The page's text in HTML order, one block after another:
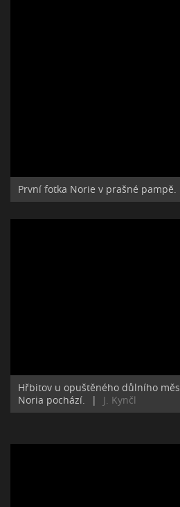
První fotka Norie v prašné pampě.
Hřbitov u opuštěného důlního
Noria pochází.
| J. Kynčl